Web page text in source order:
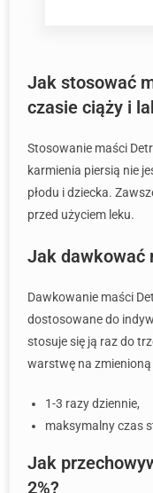
Jak stosować
czasie ciąży i
Stosowanie maści
karmienia piersią nie
płodu i dziecka.
przed użyciem leku.
Jak dawkować
Dawkowanie maści
dostosowane do
stosuje się ją raz do
warstwę na
1-3 razy dziennie,
maksymalny czas
Jak
2%?